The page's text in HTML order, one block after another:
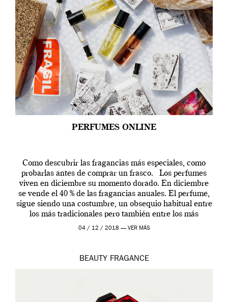
PERFUMES ONLINE
Como descubrir las fragancias más especiales, como
probarlas antes de comprar un frasco. Los perfumes
viven en diciembre su momento dorado. En diciembre
se vende el 40 % de las fragancias anuales. El perfume,
sigue siendo una costumbre, un obsequio habitual entre
los más tradicionales pero también entre los más
modernos. Estos días ha […]
04 / 12 / 2018 — VER MÁS
BEAUTY FRAGANCE